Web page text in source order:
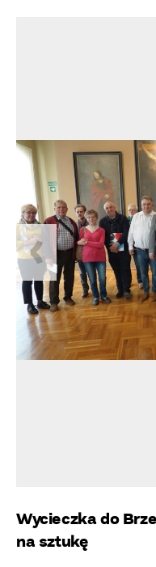
Wycieczka do
na sztukę